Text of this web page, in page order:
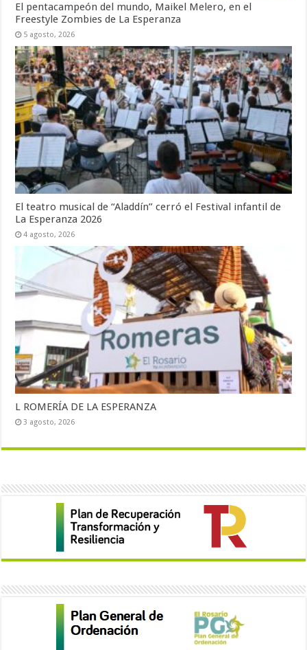
El pentacampeón del mundo, Maikel Melero, en el
Freestyle Zombies de La Esperanza
5 agosto, 2026
El teatro musical de “Aladdín” cerró el Festival infantil de
La Esperanza 2026
4 agosto, 2026
L ROMERÍA DE LA ESPERANZA
3 agosto, 2026